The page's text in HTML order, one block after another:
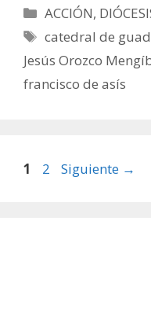
Categorías
ACCIÓN,
Etiquetas
catedral de
Jesús Orozco
francisco de asís
Página
1 Página
2 Siguiente →